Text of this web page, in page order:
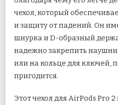
чехол, который
и защиту от падений. Он
шнурка и D-образный
надежно закрепить
или на кольце для ключей,
пригодится.
Этот чехол для AirPods Pro